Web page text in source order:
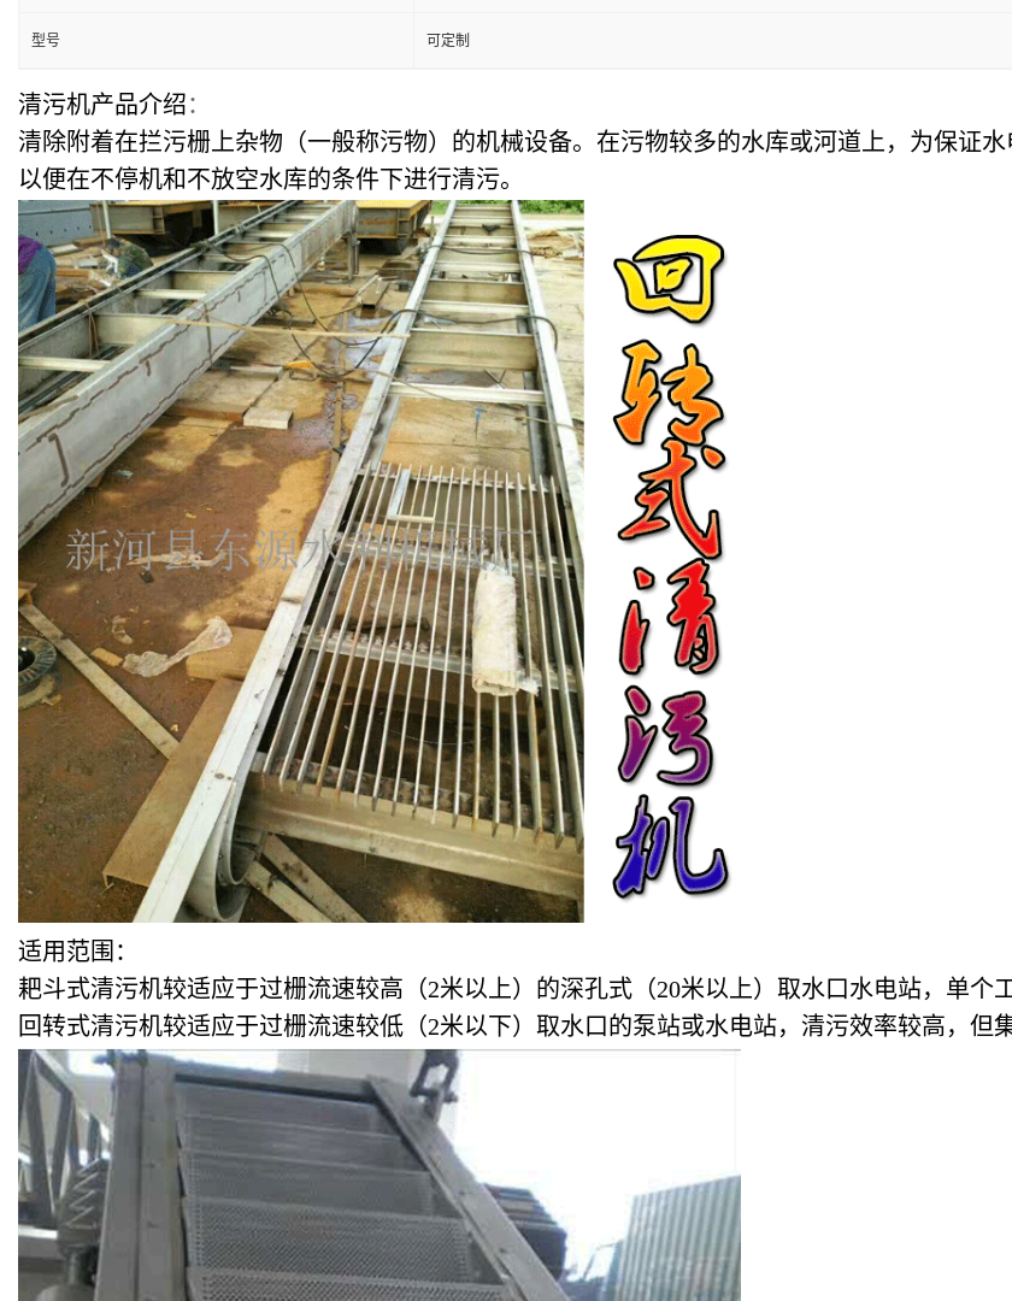
型号 可定制
清污机产品介绍：
清除附着在拦污栅上杂物（一般称污物）的机械设备。在污物较多的水库或河道上，为保证
以便在不停机和不放空水库的条件下进行清污。
适用范围：
耙斗式清污机较适应于过栅流速较高（2米以上）的深孔式（20米以上）取水口水电站，单个
回转式清污机较适应于过栅流速较低（2米以下）取水口的泵站或水电站，清污效率较高，但